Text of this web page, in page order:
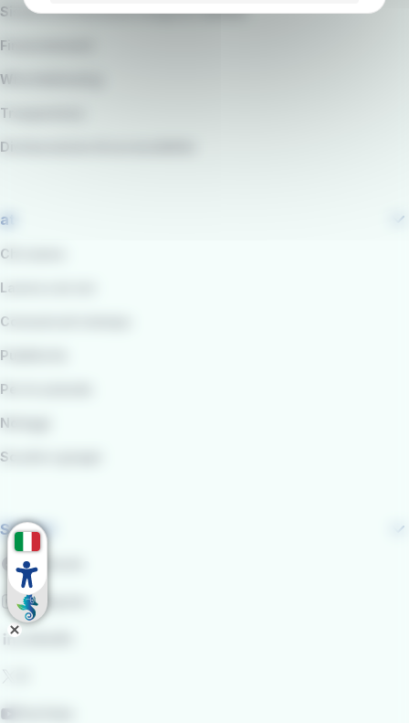
Sistema di Gestione integrato QARSS
Finanziamenti
Whistleblowing
Trasparenza
Dichiarazione di accessibilità
at
Chi siamo
Lavora con noi
Comunicati stampa
Pubblicità
Per le aziende
Noleggi
Scuole e gruppi
Seguici
Facebook
Instagram
LinkedIn